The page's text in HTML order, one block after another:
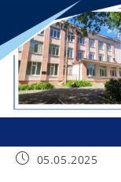
содержимому
Запись05.05.2025